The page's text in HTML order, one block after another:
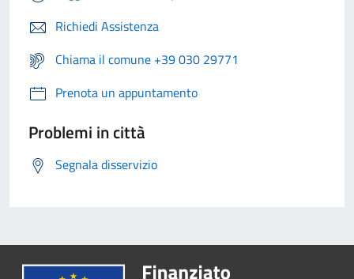
Richiedi Assistenza
Chiama il comune +39 030 29771
Prenota un appuntamento
Problemi in città
Segnala disservizio